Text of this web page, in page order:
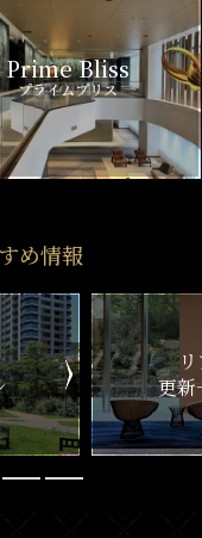
Prime Bliss
プライムブリス
め情報
新